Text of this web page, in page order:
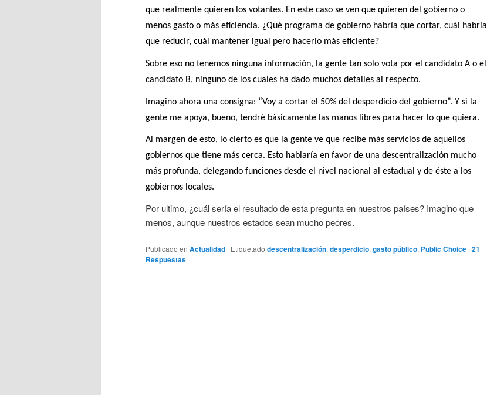
que realmente quieren los votantes. En este caso se ven que quieren del gobierno o
menos gasto o más eficiencia. ¿Qué programa de gobierno habría que cortar, cuál habría
que reducir, cuál mantener igual pero hacerlo más eficiente?
Sobre eso no tenemos ninguna información, la gente tan solo vota por el candidato A o el
candidato B, ninguno de los cuales ha dado muchos detalles al respecto.
Imagino ahora una consigna: “Voy a cortar el 50% del desperdicio del gobierno”. Y si la
gente me apoya, bueno, tendré básicamente las manos libres para hacer lo que quiera.
Al margen de esto, lo cierto es que la gente ve que recibe más servicios de aquellos
gobiernos que tiene más cerca. Esto hablaría en favor de una descentralización mucho
más profunda, delegando funciones desde el nivel nacional al estadual y de éste a los
gobiernos locales.
Por ultimo, ¿cuál sería el resultado de esta pregunta en nuestros países? Imagino que
menos, aunque nuestros estados sean mucho peores.
Publicado en Actualidad | Etiquetado descentralización,desperdicio,gasto público, Public Choice | 21
Respuestas